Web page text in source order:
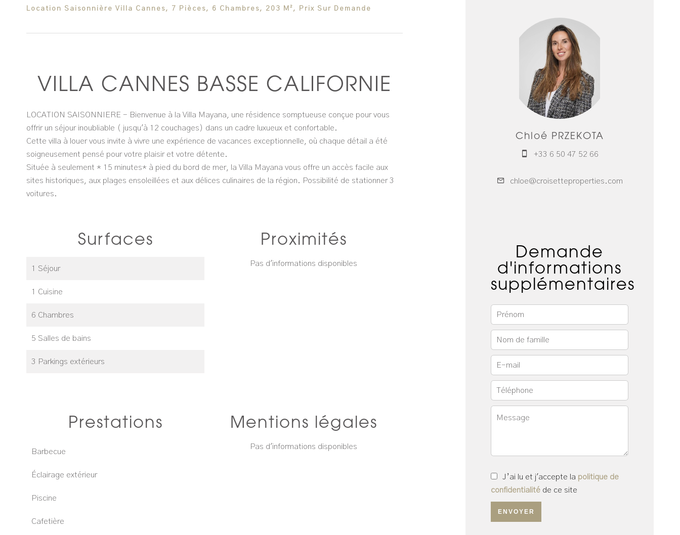
Location Saisonnière Villa Cannes, 7 Pièces, 6 Chambres, 203 M², Prix Sur Demande
VILLA CANNES BASSE CALIFORNIE
LOCATION SAISONNIERE - Bienvenue à la Villa Mayana, une résidence somptueuse conçue pour vous
offrir un séjour inoubliable ( jusqu'à 12 couchages) dans un cadre luxueux et confortable.
Cette villa à louer vous invite à vivre une expérience de vacances exceptionnelle, où chaque détail a été
soigneusement pensé pour votre plaisir et votre détente.
Située à seulement * 15 minutes* à pied du bord de mer, la Villa Mayana vous offre un accès facile aux
sites historiques, aux plages ensoleillées et aux délices culinaires de la région. Possibilité de stationner 3
voitures.
Surfaces
1 Séjour
1 Cuisine
6 Chambres
5 Salles de bains
3 Parkings extérieurs
Proximités
Pas d'informations disponibles
Prestations
Barbecue
Éclairage extérieur
Piscine
Cafetière
Mentions légales
Pas d'informations disponibles
Chloé PRZEKOTA
+33 6 50 47 52 66
chloe@croisetteproperties.com
Demande
d'informations
supplémentaires
J’ai lu et j'accepte la politique de
confidentialité de ce site
ENVOYER